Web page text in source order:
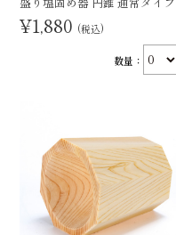
¥1,880 (税込)
数量：